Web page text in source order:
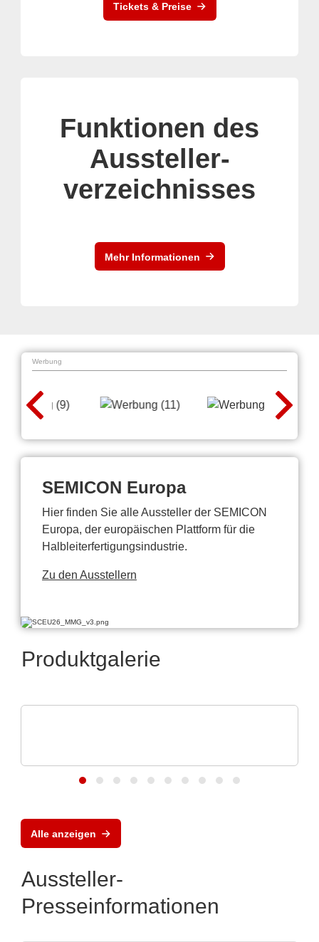
Tickets & Preise
Funktionen des
Aussteller-
verzeichnisses
Mehr Informationen
Werbung
SEMICON Europa
Hier finden Sie alle Aussteller der SEMICON
Europa, der europäischen Plattform für die
Halbleiterfertigungsindustrie.
Zu den Ausstellern
Produktgalerie
Alle anzeigen
Aussteller-
Presseinformationen